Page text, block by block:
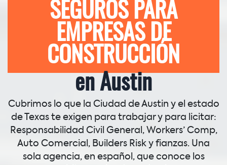
SEGUROS PARA
EMPRESAS DE
CONSTRUCCIÓN
en Austin
Cubrimos lo que la Ciudad de Austin y el estado
de Texas te exigen para trabajar y para licitar:
Responsabilidad Civil General, Workers’ Comp,
Auto Comercial, Builders Risk y fianzas. Una
sola agencia, en español, que conoce los